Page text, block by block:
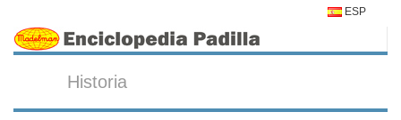
ESP
Historia